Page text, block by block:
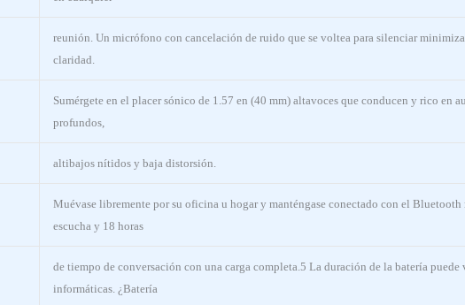
reunión. Un micrófono con cancelación de ruido que se voltea para silenciar
claridad.
Sumérgete en el placer sónico de 1.57 en (40 mm) altavoces que conducen y rico en
profundos,
altibajos nítidos y baja distorsión.
Muévase libremente por su oficina u hogar y manténgase conectado con el
escucha y 18 horas
de tiempo de conversación con una carga completa.5 La duración de la batería
informáticas. ¿Batería